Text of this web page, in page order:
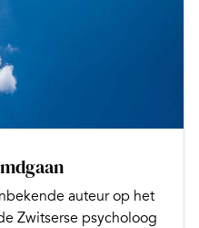
auteur op het
Zwitserse psycholoog